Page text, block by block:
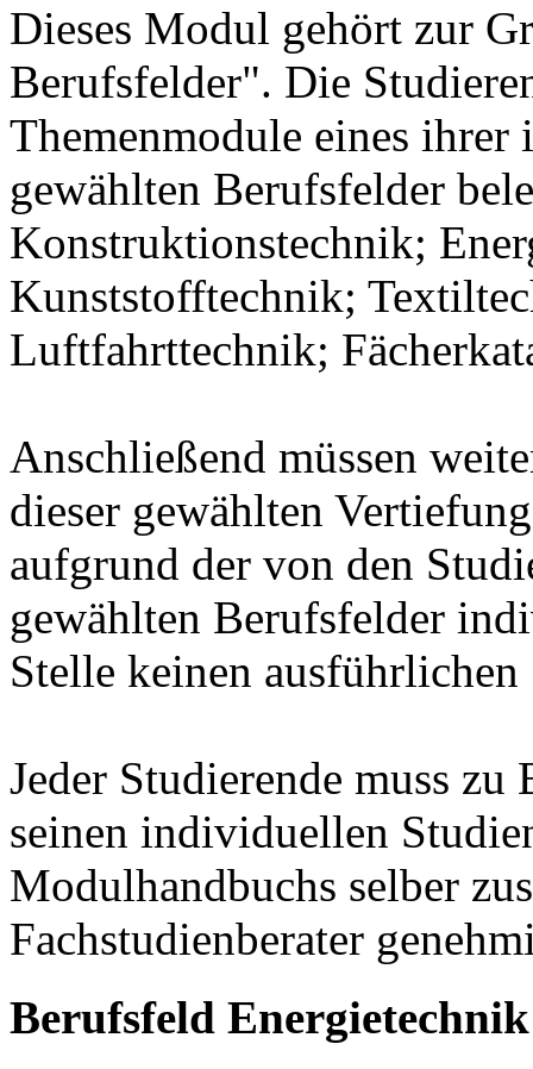
Dieses Modul gehört zur
Berufsfelder". Die
Themenmodule eines ihrer
gewählten Berufsfelder
Konstruktionstechnik;
Kunststofftechnik;
Luftfahrttechnik;
Anschließend müssen
dieser gewählten
aufgrund der von den
gewählten Berufsfelder
Stelle keinen
Jeder Studierende muss
seinen individuellen
Modulhandbuchs selber
Fachstudienberater
Berufsfeld Energietechnik